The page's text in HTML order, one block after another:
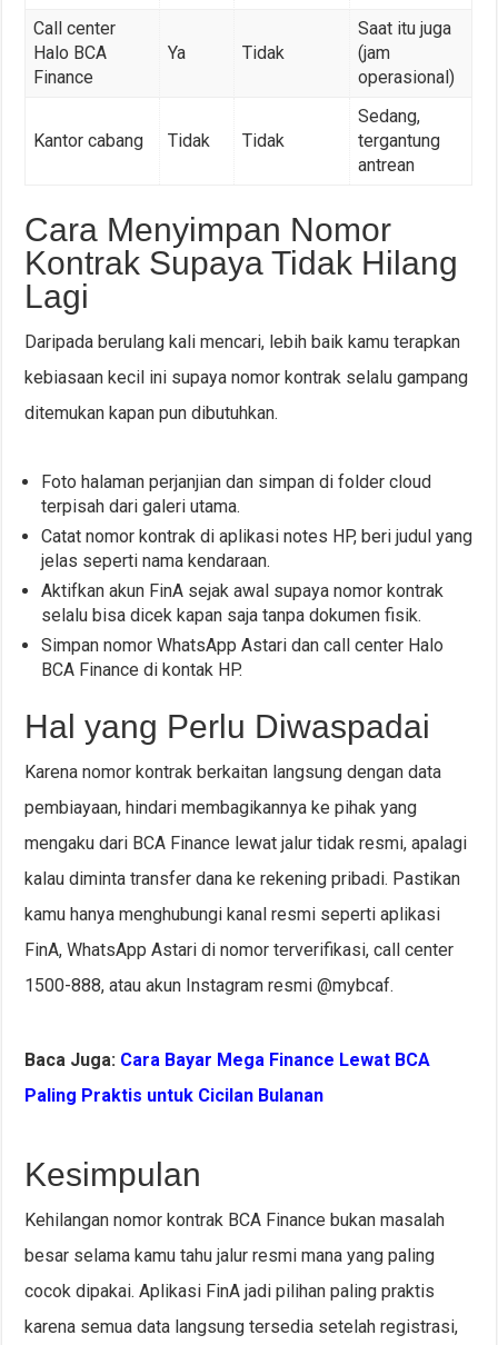
Call center
Halo BCA
Finance
Ya Tidak
Saat itu juga
(jam
operasional)
Kantor cabang Tidak Tidak
Sedang,
tergantung
antrean
Cara Menyimpan Nomor
Kontrak Supaya Tidak Hilang
Lagi
Daripada berulang kali mencari, lebih baik kamu terapkan
kebiasaan kecil ini supaya nomor kontrak selalu gampang
ditemukan kapan pun dibutuhkan.
Foto halaman perjanjian dan simpan di folder cloud
terpisah dari galeri utama.
Catat nomor kontrak di aplikasi notes HP, beri judul yang
jelas seperti nama kendaraan.
Aktifkan akun FinA sejak awal supaya nomor kontrak
selalu bisa dicek kapan saja tanpa dokumen fisik.
Simpan nomor WhatsApp Astari dan call center Halo
BCA Finance di kontak HP.
Hal yang Perlu Diwaspadai
Karena nomor kontrak berkaitan langsung dengan data
pembiayaan, hindari membagikannya ke pihak yang
mengaku dari BCA Finance lewat jalur tidak resmi, apalagi
kalau diminta transfer dana ke rekening pribadi. Pastikan
kamu hanya menghubungi kanal resmi seperti aplikasi
FinA, WhatsApp Astari di nomor terverifikasi, call center
1500-888, atau akun Instagram resmi @mybcaf.
Baca Juga: Cara Bayar Mega Finance Lewat BCA
Paling Praktis untuk Cicilan Bulanan
Kesimpulan
Kehilangan nomor kontrak BCA Finance bukan masalah
besar selama kamu tahu jalur resmi mana yang paling
cocok dipakai. Aplikasi FinA jadi pilihan paling praktis
karena semua data langsung tersedia setelah registrasi,